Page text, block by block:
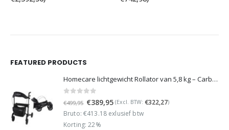
FEATURED PRODUCTS
Homecare lichtgewicht Rollator van 5,8 kg – Carbon rollator tot 150 kg draaggewicht – Dubbel opvouwbaar en inclusief reistas - Zwart
out of 5
€499,95 Oorspronkelijke
prijs
was:
€389,95Huidige
prijs
(Excl. BTW: €322,27)
Bruto: €413.18 exlusief btw
Korting: 22%